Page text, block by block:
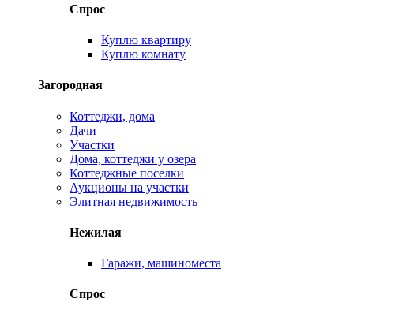
Спрос
Куплю квартиру
Куплю комнату
Загородная
Коттеджи, дома
Дачи
Участки
Дома, коттеджи у озера
Коттеджные поселки
Аукционы на участки
Элитная недвижимость
Нежилая
Гаражи, машиноместа
Спрос